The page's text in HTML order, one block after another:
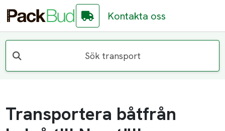
Kontakta oss
Sök transport
Transportera båtfrån